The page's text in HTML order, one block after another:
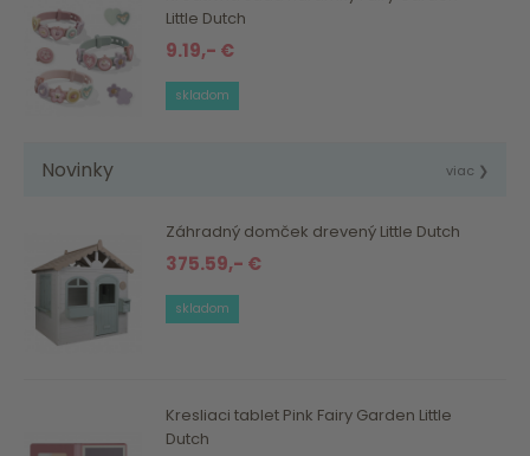
Little Dutch
9.19,- €
skladom
Novinky viac ❯
Záhradný domček drevený Little Dutch
375.59,- €
skladom
Kresliaci tablet Pink Fairy Garden Little
Dutch